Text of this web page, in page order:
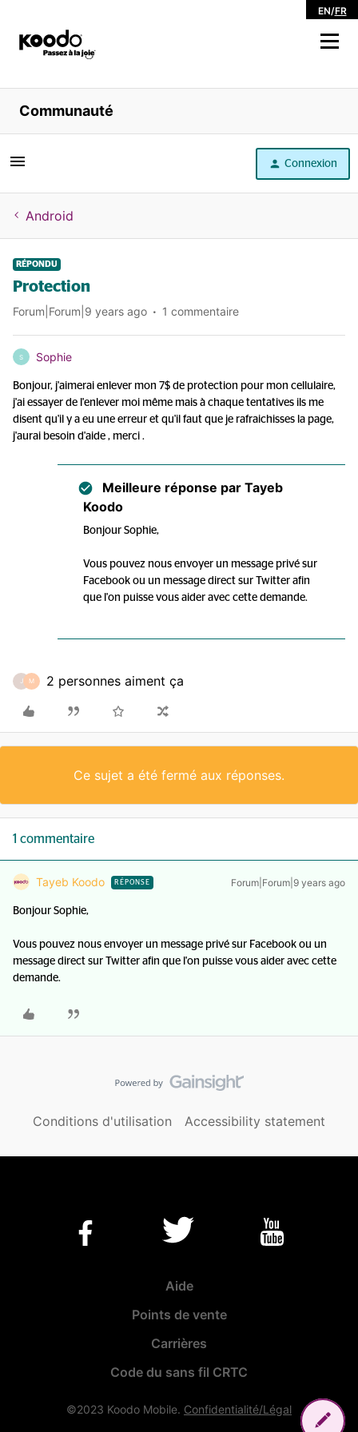
EN/FR
Magasiner
Libre service
Aide
Communauté
Connexion
Android
RÉPONDU
Protection
Forum|Forum|9 years ago 1 commentaire
S Sophie
Bonjour, j'aimerai enlever mon 7$ de protection pour mon cellulaire,
j'ai essayer de l'enlever moi même mais à chaque tentatives ils me
disent qu'il y a eu une erreur et qu'il faut que je rafraichisses la page,
j'aurai besoin d'aide , merci .
Meilleure réponse par Tayeb
Koodo
Bonjour Sophie,
Vous pouvez nous envoyer un message privé sur
Facebook ou un message direct sur Twitter afin
que l'on puisse vous aider avec cette demande.
J M 2 personnes aiment ça
Ce sujet a été fermé aux réponses.
1 commentaire
Tayeb Koodo RÉPONSE Forum|Forum|9 years ago
Bonjour Sophie,
Vous pouvez nous envoyer un message privé sur Facebook ou un
message direct sur Twitter afin que l'on puisse vous aider avec cette
demande.
Conditions d'utilisation Accessibility statement
Aide
Points de vente
Carrières
Code du sans fil CRTC
©2023 Koodo Mobile. Confidentialité/Légal